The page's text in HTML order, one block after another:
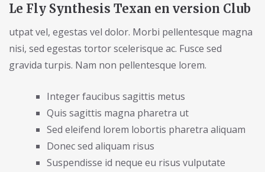
Le Fly Synthesis Texan en version Club
utpat vel, egestas vel dolor. Morbi pellentesque magna
nisi, sed egestas tortor scelerisque ac. Fusce sed
gravida turpis. Nam non pellentesque lorem.
Integer faucibus sagittis metus
Quis sagittis magna pharetra ut
Sed eleifend lorem lobortis pharetra aliquam
Donec sed aliquam risus
Suspendisse id neque eu risus vulputate